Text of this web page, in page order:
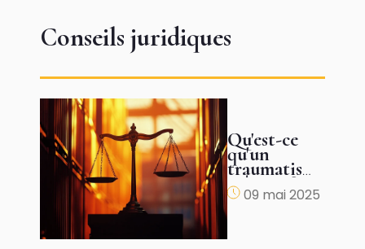
Conseils juridiques
Qu'est-ce
qu'un
traumatisme
crânien ?
09 mai 2025